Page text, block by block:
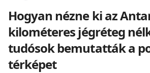
Hogyan nézne ki az
kilométeres jégréteg
tudósok bemutatták a
térképet